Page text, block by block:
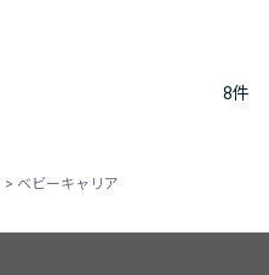
8件
> ベビーキャリア